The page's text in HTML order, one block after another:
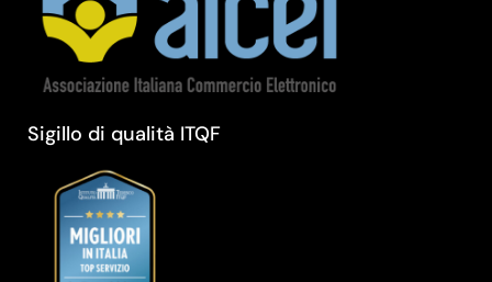
Sigillo di qualità ITQF